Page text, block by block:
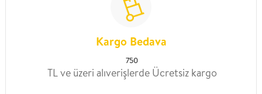
Kargo Bedava
750
TL ve üzeri alıverişlerde Ücretsiz kargo